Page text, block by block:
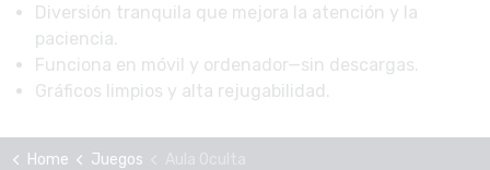
Diversión tranquila que mejora la atención y la
paciencia.
Funciona en móvil y ordenador—sin descargas.
Gráficos limpios y alta rejugabilidad.
Home Juegos